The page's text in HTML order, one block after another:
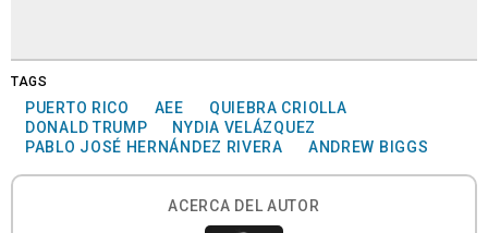
TAGS
PUERTO RICO AEE
QUIEBRA CRIOLLA
DONALD TRUMP
NYDIA VELÁZQUEZ
PABLO JOSÉ HERNÁNDEZ RIVERA
ANDREW BIGGS
ACERCA DEL AUTOR